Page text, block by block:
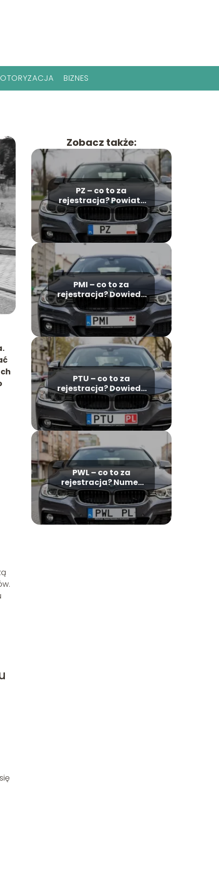
BIZNES
Zobacz także:
PZ – co to za
rejestracja? Powiat i
miejscowość w
Wielkopolsce
PMI – co to za
rejestracja? Dowiedz
się, jaki to powiat
PTU – co to za
rejestracja? Dowiedz
się, skąd pochodzi
PWL – co to za
rejestracja? Numer
rejestracyjny w
Wielkopolsce